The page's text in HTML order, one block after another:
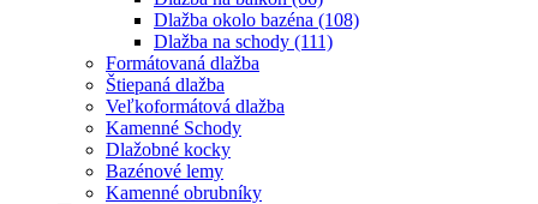
Dlažba okolo bazéna (108)
Dlažba na schody (111)
Formátovaná dlažba
Štiepaná dlažba
Veľkoformátová dlažba
Kamenné Schody
Dlažobné kocky
Bazénové lemy
Kamenné obrubníky